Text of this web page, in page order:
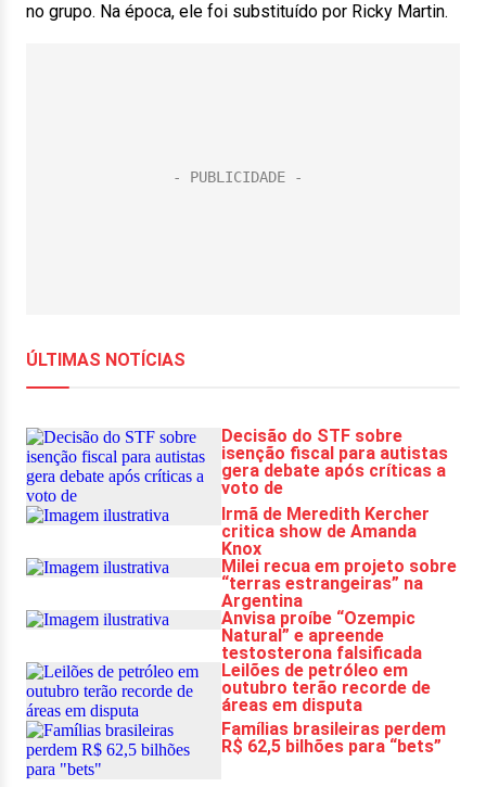
no grupo. Na época, ele foi substituído por Ricky Martin.